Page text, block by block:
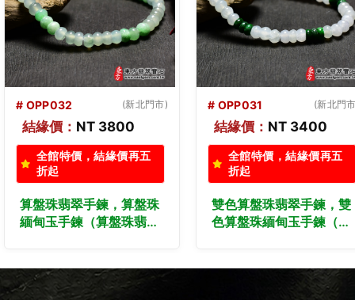
# OPP031 (新北門市)
結緣價： NT 3400
全館特價，結緣價再五
折起
雙色算盤珠翡翠手鍊，雙
色算盤珠緬甸玉手鍊（雙
OPP031）。客製化設計
各種翡翠珠串、翡翠珠
# OPP030 (新北門
結緣價： NT 3200
全館特價，結緣價再五
折起
雙色算盤珠翡翠手鍊，雙
色算盤珠緬甸玉手鍊（雙
OPP030）。客製化設計
各種翡翠珠串、翡翠珠